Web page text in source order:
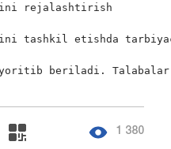
rejalashtirish
tashkil etishda
yoritib beriladi.
1 380